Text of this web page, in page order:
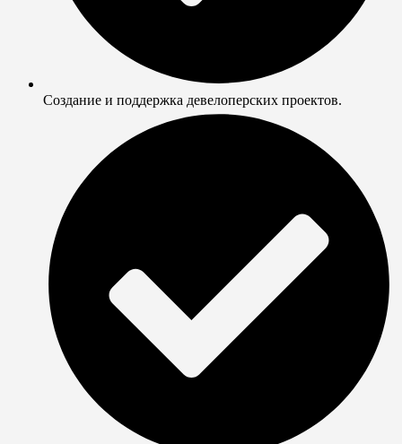
Создание и поддержка девелоперских проектов.